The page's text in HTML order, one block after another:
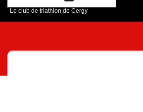
Le club de triathlon de Cergy